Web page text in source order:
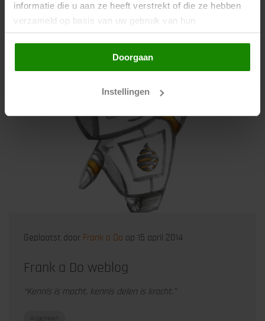
informatie die u aan ze heeft verstrekt of die ze hebben
verzameld op basis van uw gebruik van hun
services. Door op de knop "Doorgaan" te klikken of
Doorgaan
Instellingen
Geplaatst door Frank a Do op 15 april 2014
Frank a Do weblog
“Kennis is macht, kennis delen is kracht.”